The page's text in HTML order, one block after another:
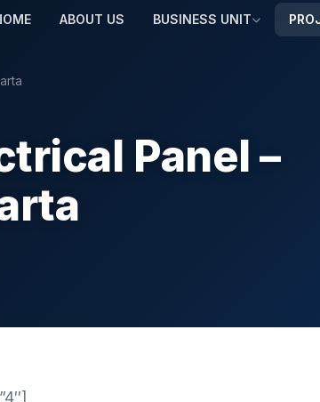
ABOUT US BUSINESS UNIT
Panel –